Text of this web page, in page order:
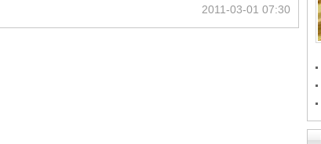
2011-03-01 07:30